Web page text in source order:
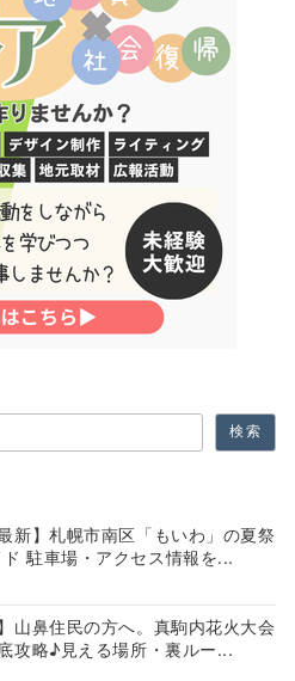
検索
新】札幌市南区「もいわ」の夏祭
ド 駐車場・アクセス情報を...
】山鼻住民の方へ。真駒内花火大会
攻略♪見える場所・裏ルー...